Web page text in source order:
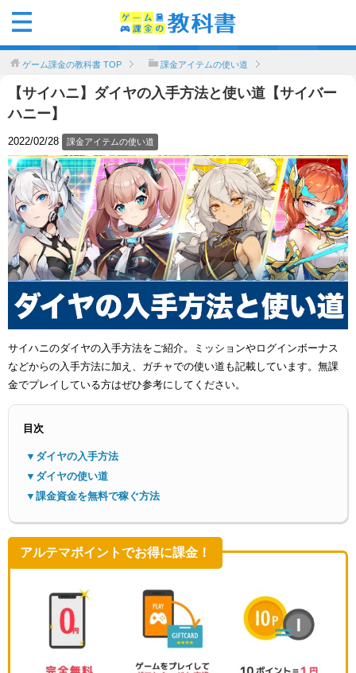
ゲーム課金の教科書 TOP 課金アイテムの使い道
【サイハニ】ダイヤの入手方法と使い道【サイバー
ハニー】
2022/02/28 課金アイテムの使い道
サイハニのダイヤの入手方法をご紹介。ミッションやログインボーナス
などからの入手方法に加え、ガチャでの使い道も記載しています。無課
金でプレイしている方はぜひ参考にしてください。
目次
▼ダイヤの入手方法
▼ダイヤの使い道
▼課金資金を無料で稼ぐ方法
アルテマポイントでお得に課金！